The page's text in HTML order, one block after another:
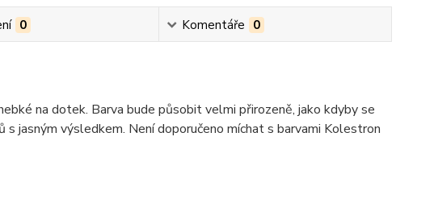
0 Komentáře 0
na dotek. Barva bude působit velmi přirozeně, jako kdyby se
jasným výsledkem. Není doporučeno míchat s barvami Kolestron